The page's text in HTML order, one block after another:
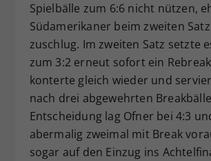
Spielbälle zum 6:6 nicht nützen,
Südamerikaner beim zweiten
zuschlug. Im zweiten Satz setzte
zum 3:2 erneut sofort ein
konterte gleich wieder und
nach drei abgewehrten
Entscheidung lag Ofner bei 4:3
abermalig zweimal mit Break
sogar auf den Einzug ins